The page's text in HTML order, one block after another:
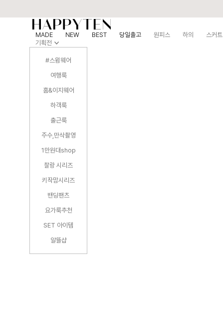
MADE NEW BEST 당일출고 원피스 하의 스커트
기획전
#스윔웨어
여행룩
홈&이지웨어
하객룩
출근룩
주수,만삭촬영
1만원대shop
찰랑 시리즈
키작맘시리즈
밴딩팬츠
요가룩추천
SET 아이템
알뜰샵